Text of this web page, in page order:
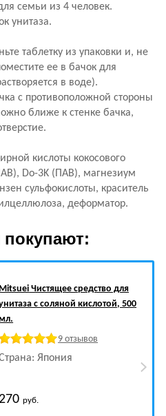
семьи из 4 человек.
унитаза.
таблетку из упаковки и, не
ее в бачок для
в воде).
с противоположной стороны
ближе к стенке бачка,
кислоты кокосового
Do-3K (ПАВ), магнезиум
сульфокислоты, краситель
деформатор.
Mitsuei Чистящее средство для
с соляной кислотой, 500
9 отзывов
Япония
270руб.